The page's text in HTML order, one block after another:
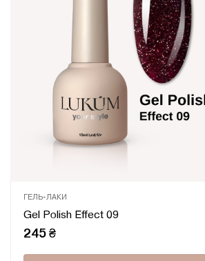
ГЕЛЬ-ЛАКИ
Gel Polish Effect 09
245₴